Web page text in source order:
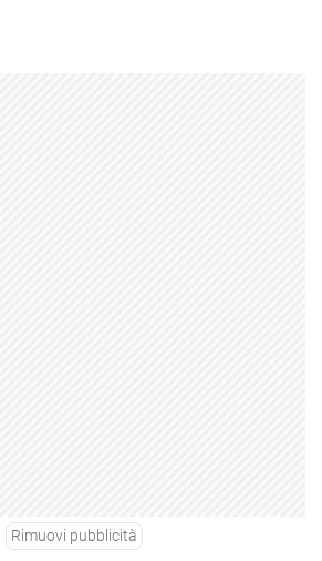
Rimuovi pubblicità